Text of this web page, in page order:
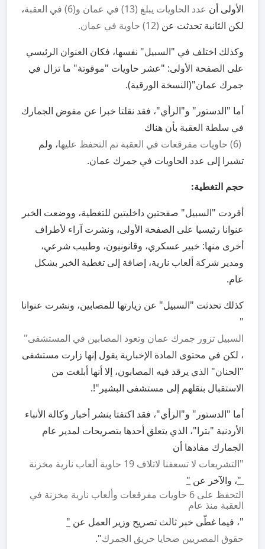
الأولى أن عدد الحاويات يبلغ (13) في عمان و(6) في العقبة
،
لكن الثانية تحدثت عن (12) حاوية في عمان
.
وكذلك اختلف في "السبيل" نفسها، فكان العنوان الرئيسي
على الصفحة الأولى: "عشر حاويات "موقوتة" ما تزال في
جمرك عمان"(النسخة الورقية).
أما "الدستور" و"الرأي"، فقد نقلتا خبرا عن مفوض الجمارك
في سلطة العقبة بأن هناك
(6) حاويات مفرقعات في العقبة تم التحفظ عليها
، ولم
تشيرا إلى عدد الحاويات في جمرك عمان.
حجم التغطية:
أفردت "السبيل" صفحتين داخليتين للتغطية، ووضعت الخبر
عنوانا رئيسيا على الصفحة الأولى، ونشرت آراء لأطراف
أخرى منها: خبير عسكري، وقانونيون، وطبيب شرعي،
ومدير شركة ألعاب نارية، إضافة إلى تغطية الخبر بشكل
عام.
كذلك تحدثت "السبيل" عن زيارتها للمصابين، ونشرت عنوانا
"
السبيل تزور جمرك عمان وتعود المصابين في المستشفى"
، لكن في محتوى المادة الإخبارية يقول إنها زارت مستشفى
"الحنان" الذي يرقد فيه المصابون، إلا أنها أبلغت من
الاستقبال بنقلهم إلى مستشفى البشير"!.
أما "الدستور" و"الرأي"، فقد اكتفتا بنشر أخبار وكالة الأنباء
الأردنية "بترا"، الذي يتعلق أحدها بتصريحات لمدير عام
الجمارك مفادها أن
"التشريعات لا تسعفنا لاتلاف 19 حاوية ألعاب نارية مخزنة
"، والآخر عن "
التحفظ على 6 حاويات مفرقعات وألعاب نارية مخزنة في
العقبة منذ عام
"، فيما غطّى خبر ثالث تصريح وزير العمل عن "
حقوق المصريين ضحايا حريق الجمرك".